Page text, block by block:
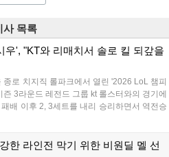
사 목록
우', "KT와 리매치서 솔로 킬 되갚을
종로 치지직 롤파크에서 열린 '2026 LoL 챔피
3라운드 레전드 그룹 kt 롤스터와의 경기에
배 이후 2, 3세트를 내리 승리하면서 역전승
플러스 기아는 4위 kt 롤스터를 1승 차이로
한 라인전 막기 위한 비원딜 멜 선